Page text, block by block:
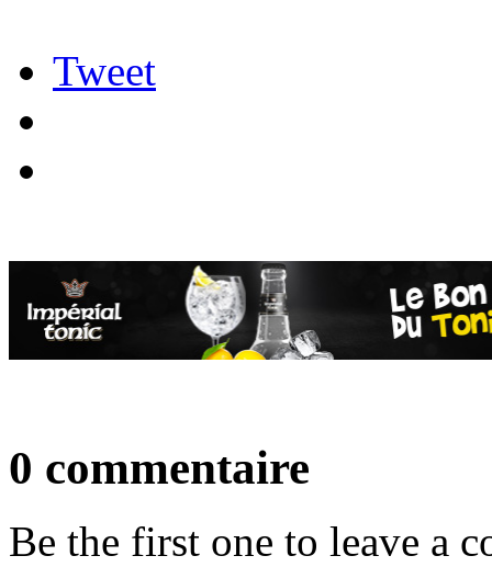
Tweet
0 commentaire
Be the first one to leave a